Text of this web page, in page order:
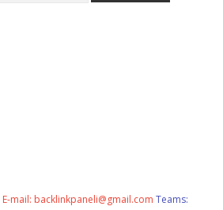
E-mail: backlinkpaneli@gmail.com Teams: